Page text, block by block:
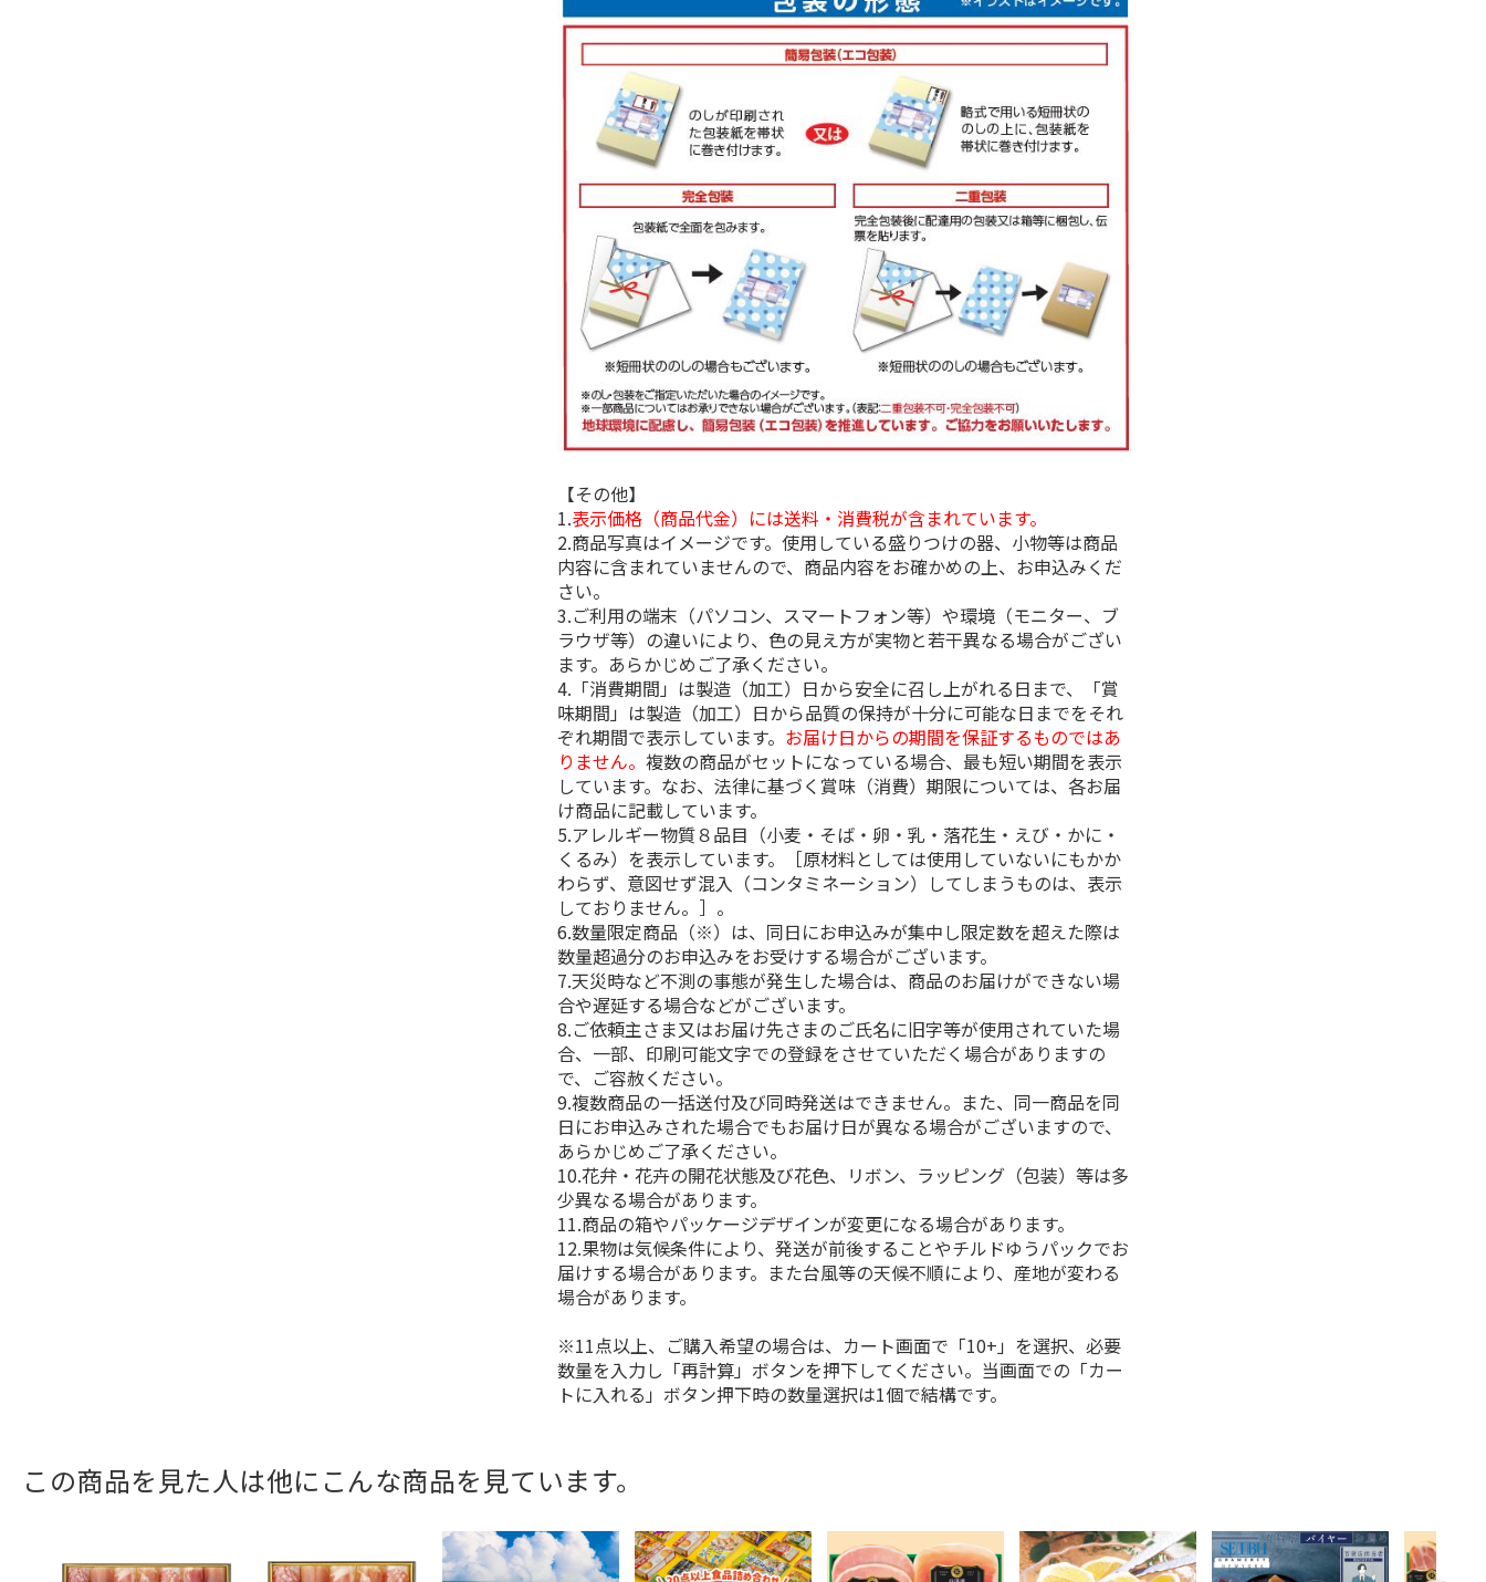
【その他】
1.表示価格（商品代金）には送料・消費税が含まれています。
2.商品写真はイメージです。使用している盛りつけの器、小物等は商品
内容に含まれていませんので、商品内容をお確かめの上、お申込みくだ
さい。
3.ご利用の端末（パソコン、スマートフォン等）や環境（モニター、ブ
ラウザ等）の違いにより、色の見え方が実物と若干異なる場合がござい
ます。あらかじめご了承ください。
4.「消費期間」は製造（加工）日から安全に召し上がれる日まで、「賞
味期間」は製造（加工）日から品質の保持が十分に可能な日までをそれ
ぞれ期間で表示しています。 お届け日からの期間を保証するものではあ
りません。複数の商品がセットになっている場合、最も短い期間を表示
しています。なお、法律に基づく賞味（消費）期限については、各お届
け商品に記載しています。
5.アレルギー物質８品目（小麦・そば・卵・乳・落花生・えび・かに・
くるみ）を表示しています。［原材料としては使用していないにもかか
わらず、意図せず混入（コンタミネーション）してしまうものは、表示
しておりません。］。
6.数量限定商品（※）は、同日にお申込みが集中し限定数を超えた際は
数量超過分のお申込みをお受けする場合がございます。
7.天災時など不測の事態が発生した場合は、商品のお届けができない場
合や遅延する場合などがございます。
8.ご依頼主さま又はお届け先さまのご氏名に旧字等が使用されていた場
合、一部、印刷可能文字での登録をさせていただく場合がありますの
で、ご容赦ください。
9.複数商品の一括送付及び同時発送はできません。また、同一商品を同
日にお申込みされた場合でもお届け日が異なる場合がございますので、
あらかじめご了承ください。
10.花弁・花卉の開花状態及び花色、リボン、ラッピング（包装）等は多
少異なる場合があります。
11.商品の箱やパッケージデザインが変更になる場合があります。
12.果物は気候条件により、発送が前後することやチルドゆうパックでお
届けする場合があります。また台風等の天候不順により、産地が変わる
場合があります。
※11点以上、ご購入希望の場合は、カート画面で「10+」を選択、必要
数量を入力し「再計算」ボタンを押下してください。当画面での「カー
トに入れる」ボタン押下時の数量選択は1個で結構です。
この商品を見た人は他にこんな商品を見ています。